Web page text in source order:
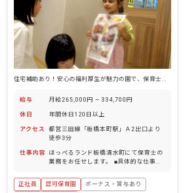
住宅補助あり！安心の福利厚生が魅力の園で、保育士として働きませんか
給与 月給265,000円 ~ 334,700円
休日 年間休日120日以上
アクセス
都営三田線「板橋本町駅」Ａ2出口より
徒歩3分
仕事内容
ほっぺるランド板橋清水町にて保育士の
業務をお任せします。 ■具体的な仕事内
帳、お知らせなどの記入（2025年に保
育・教育施設向けの業務支援ツール導
正社員 認可保育園
ボーナス・賞与あり